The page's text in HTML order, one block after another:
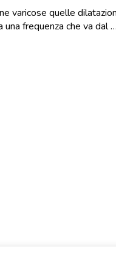
varicose quelle
frequenza che va dal …